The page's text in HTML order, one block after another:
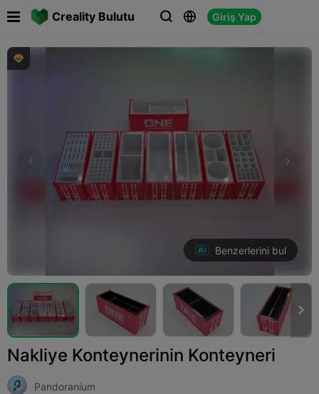
Creality Bulutu   Giriş Yap
 

Benzerlerini bul

Nakliye Konteynerinin Konteyneri
Pandoranium